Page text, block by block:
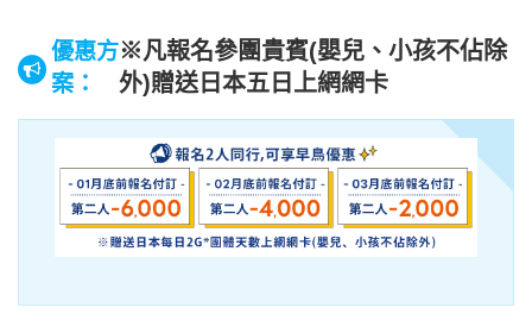
優惠方
案：
※凡報名參團貴賓(嬰兒、小孩不佔除
外)贈送日本五日上網網卡